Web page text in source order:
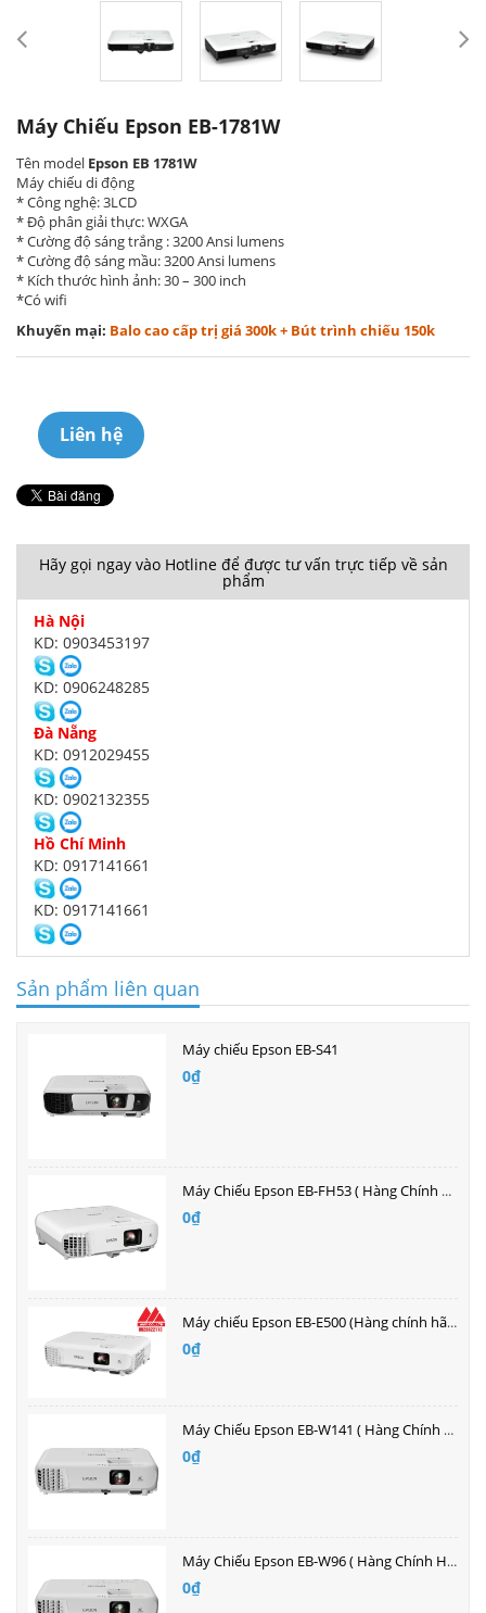
Máy Chiếu Epson EB-1781W
Tên model Epson EB 1781W
Máy chiếu di động
* Công nghệ: 3LCD
* Độ phân giải thực: WXGA
* Cường độ sáng trắng : 3200 Ansi lumens
* Cường độ sáng mầu: 3200 Ansi lumens
* Kích thước hình ảnh: 30 – 300 inch
*Có wifi
Khuyến mại: Balo cao cấp trị giá 300k + Bút trình chiếu 150k
Liên hệ
Hãy gọi ngay vào Hotline để được tư vấn trực tiếp về sản
phẩm
Hà Nội
KD: 0903453197
KD: 0906248285
Đà Nẵng
KD: 0912029455
KD: 0902132355
Hồ Chí Minh
KD: 0917141661
KD: 0917141661
Sản phẩm liên quan
Máy chiếu Epson EB-S41
0₫
Máy Chiếu Epson EB-FH53 ( Hàng Chính Hãng )| Bán buôn giá tốt nhất
0₫
Máy chiếu Epson EB-E500 (Hàng chính hãng bảo hành 2 năm)| Bán buôn giá tốt nhất
0₫
Máy Chiếu Epson EB-W141 ( Hàng Chính Hãng )| Bán buôn giá tốt nhất
0₫
Máy Chiếu Epson EB-W96 ( Hàng Chính Hãng )| Bán buôn giá tốt nhất
0₫